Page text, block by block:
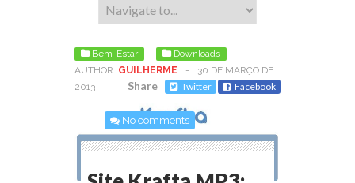
Bem-Estar
Downloads
AUTHOR: GUILHERME -
30 DE MARÇO DE
2013
Share Twitter Facebook
No comments